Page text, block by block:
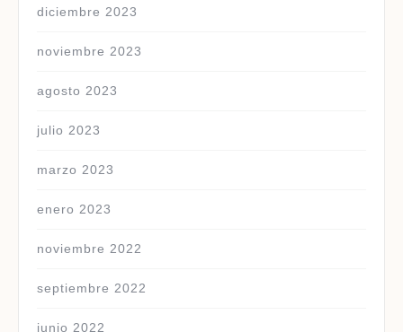
diciembre 2023
noviembre 2023
agosto 2023
julio 2023
marzo 2023
enero 2023
noviembre 2022
septiembre 2022
junio 2022